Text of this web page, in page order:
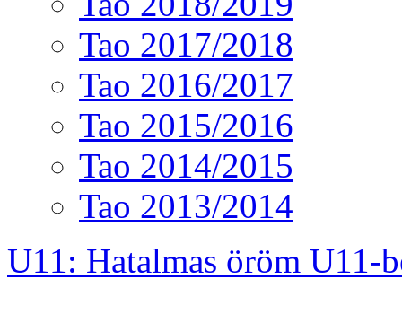
Tao 2017/2018
Tao 2016/2017
Tao 2015/2016
Tao 2014/2015
Tao 2013/2014
U11: Hatalmas öröm U11-